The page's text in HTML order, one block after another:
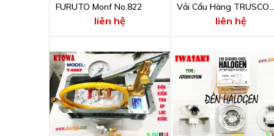
FURUTO Monf No.822
liên hệ
Vải Cẩu Hàng TRUSCO
liên hệ